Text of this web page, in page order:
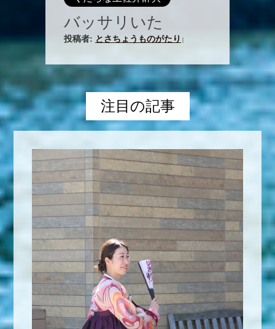
バッサリいた
投稿者: とさちょうものがたり
注目の記事